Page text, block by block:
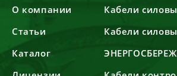
О компании
Статьи
Каталог
Кабели
Кабели